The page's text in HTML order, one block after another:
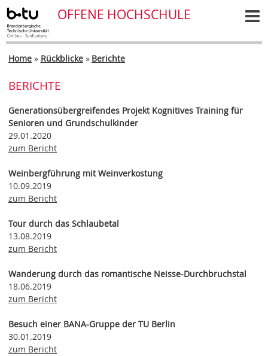
OFFENE HOCHSCHULE
Home » Rückblicke» Berichte
BERICHTE
Generationsübergreifendes Projekt Kognitives Training für
Senioren und Grundschulkinder
29.01.2020
zum Bericht
Weinbergführung mit Weinverkostung
10.09.2019
zum Bericht
Tour durch das Schlaubetal
13.08.2019
zum Bericht
Wanderung durch das romantische Neisse-Durchbruchstal
18.06.2019
zum Bericht
Besuch einer BANA-Gruppe der TU Berlin
30.01.2019
zum Bericht